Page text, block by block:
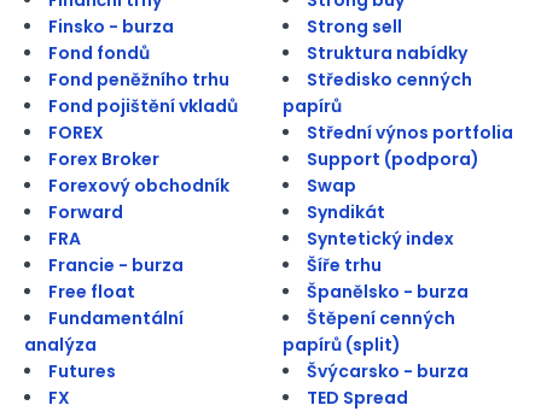
Finsko - burza
Fond fondů
Fond peněžního trhu
Fond pojištění vkladů
FOREX
Forex Broker
Forexový obchodník
Forward
FRA
Francie - burza
Free float
Fundamentální
analýza
Futures
FX
Strong sell
Struktura nabídky
Středisko cenných
papírů
Střední výnos portfolia
Support (podpora)
Swap
Syndikát
Syntetický index
Šíře trhu
Španělsko - burza
Štěpení cenných
papírů (split)
Švýcarsko - burza
TED Spread